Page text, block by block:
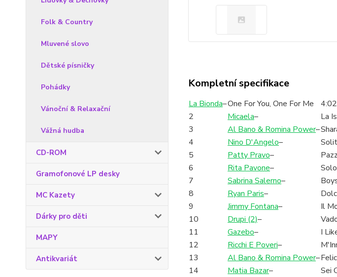
Folk & Country
Mluvené slovo
Dětské písničky
Pohádky
Vánoční & Relaxační
Vážná hudba
CD-ROM
Gramofonové LP desky
MC Kazety
Dárky pro děti
MAPY
Antikvariát
Kompletní specifikace
La Bionda–One For You, One For Me
4:02
2
Micaela– La
3
Al Bano & Romina Power–
4
Nino D'Angelo–
5
Patty Pravo–
6
Rita Pavone–
7
Sabrina Salerno–
8
Ryan Paris–
9
Jimmy Fontana– Il
10
Drupi (2)–
11
Gazebo– I
12
Ricchi E Poveri–
13
Al Bano & Romina Power–
14
Matia Bazar– Sei